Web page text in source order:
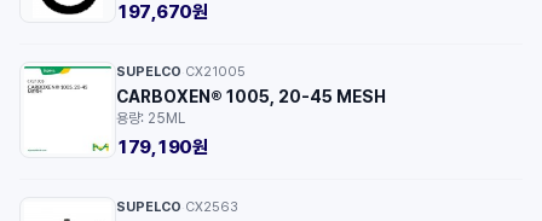
197,670원
SUPELCO CX21005
CARBOXEN® 1005, 20-45 MESH
용량: 25ML
179,190원
SUPELCO CX2563